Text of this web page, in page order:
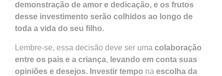
demonstração de amor e dedicação, e os frutos
desse investimento serão colhidos ao longo de
toda a vida do seu filho.
Lembre-se, essa decisão deve ser uma colaboração
entre os pais e a criança, levando em conta suas
opiniões e desejos. Investir tempo na escolha da